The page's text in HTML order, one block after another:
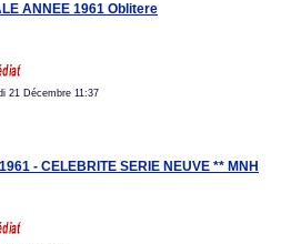
ANNEE 1961 Oblitere
21 Décembre 11:37
- CELEBRITE SERIE NEUVE ** MNH